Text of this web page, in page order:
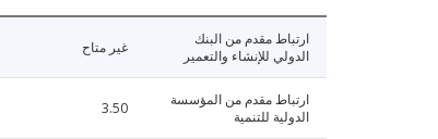
ارتباط مقدم من البنك
الدولي للإنشاء والتعمير
غير متاح
ارتباط مقدم من المؤسسة
الدولية للتنمية
3.50